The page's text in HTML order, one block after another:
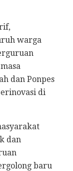
warga
dan Ponpes
di
dan
baru